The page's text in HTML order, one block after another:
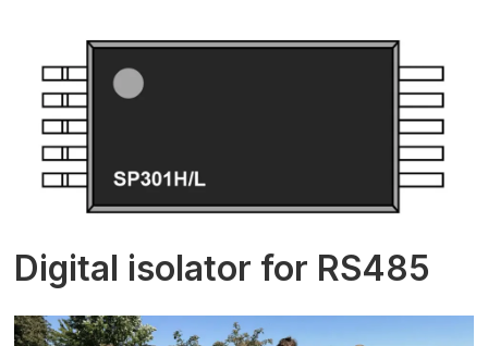
Digital isolator for RS485